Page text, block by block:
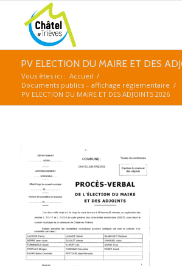
PV ELECTION DU MAIRE ET DES
Vous êtes ici : Accueil /
Documents publics – affichage réglementaire /
PV ELECTION DU MAIRE ET DES ADJOINTS 2026